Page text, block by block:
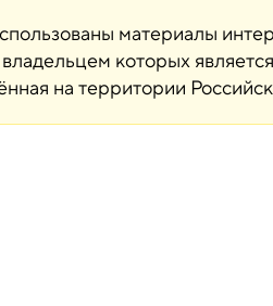
материалы
которых
на территории